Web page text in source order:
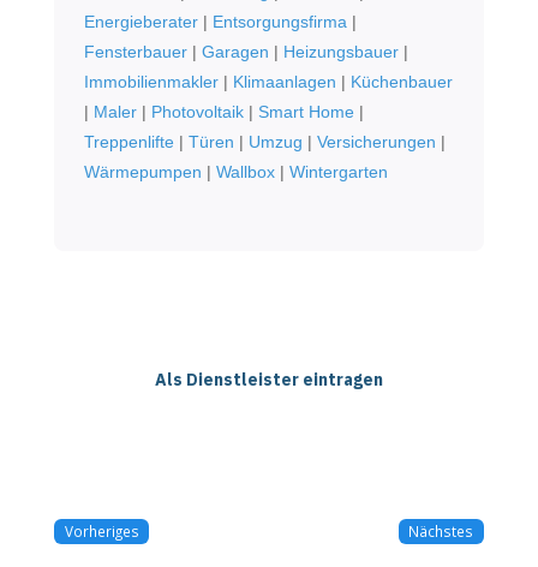
Energieberater| Entsorgungsfirma|
Fensterbauer| Garagen | Heizungsbauer|
Immobilienmakler| Klimaanlagen | Küchenbauer
| Maler| Photovoltaik| Smart Home|
Treppenlifte| Türen | Umzug | Versicherungen |
Wärmepumpen | Wallbox| Wintergarten
Als Dienstleister eintragen
Vorheriges Nächstes